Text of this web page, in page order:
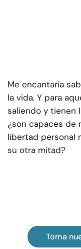
Me encantaría
la vida. Y para
saliendo y tienen
¿son capaces de
libertad personal
su otra mitad?
Toma